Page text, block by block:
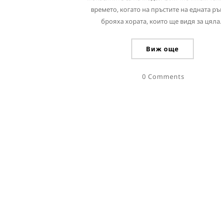
времето, когато на пръстите на едната
брояха хората, които ще видя за
Виж още
0 Comments